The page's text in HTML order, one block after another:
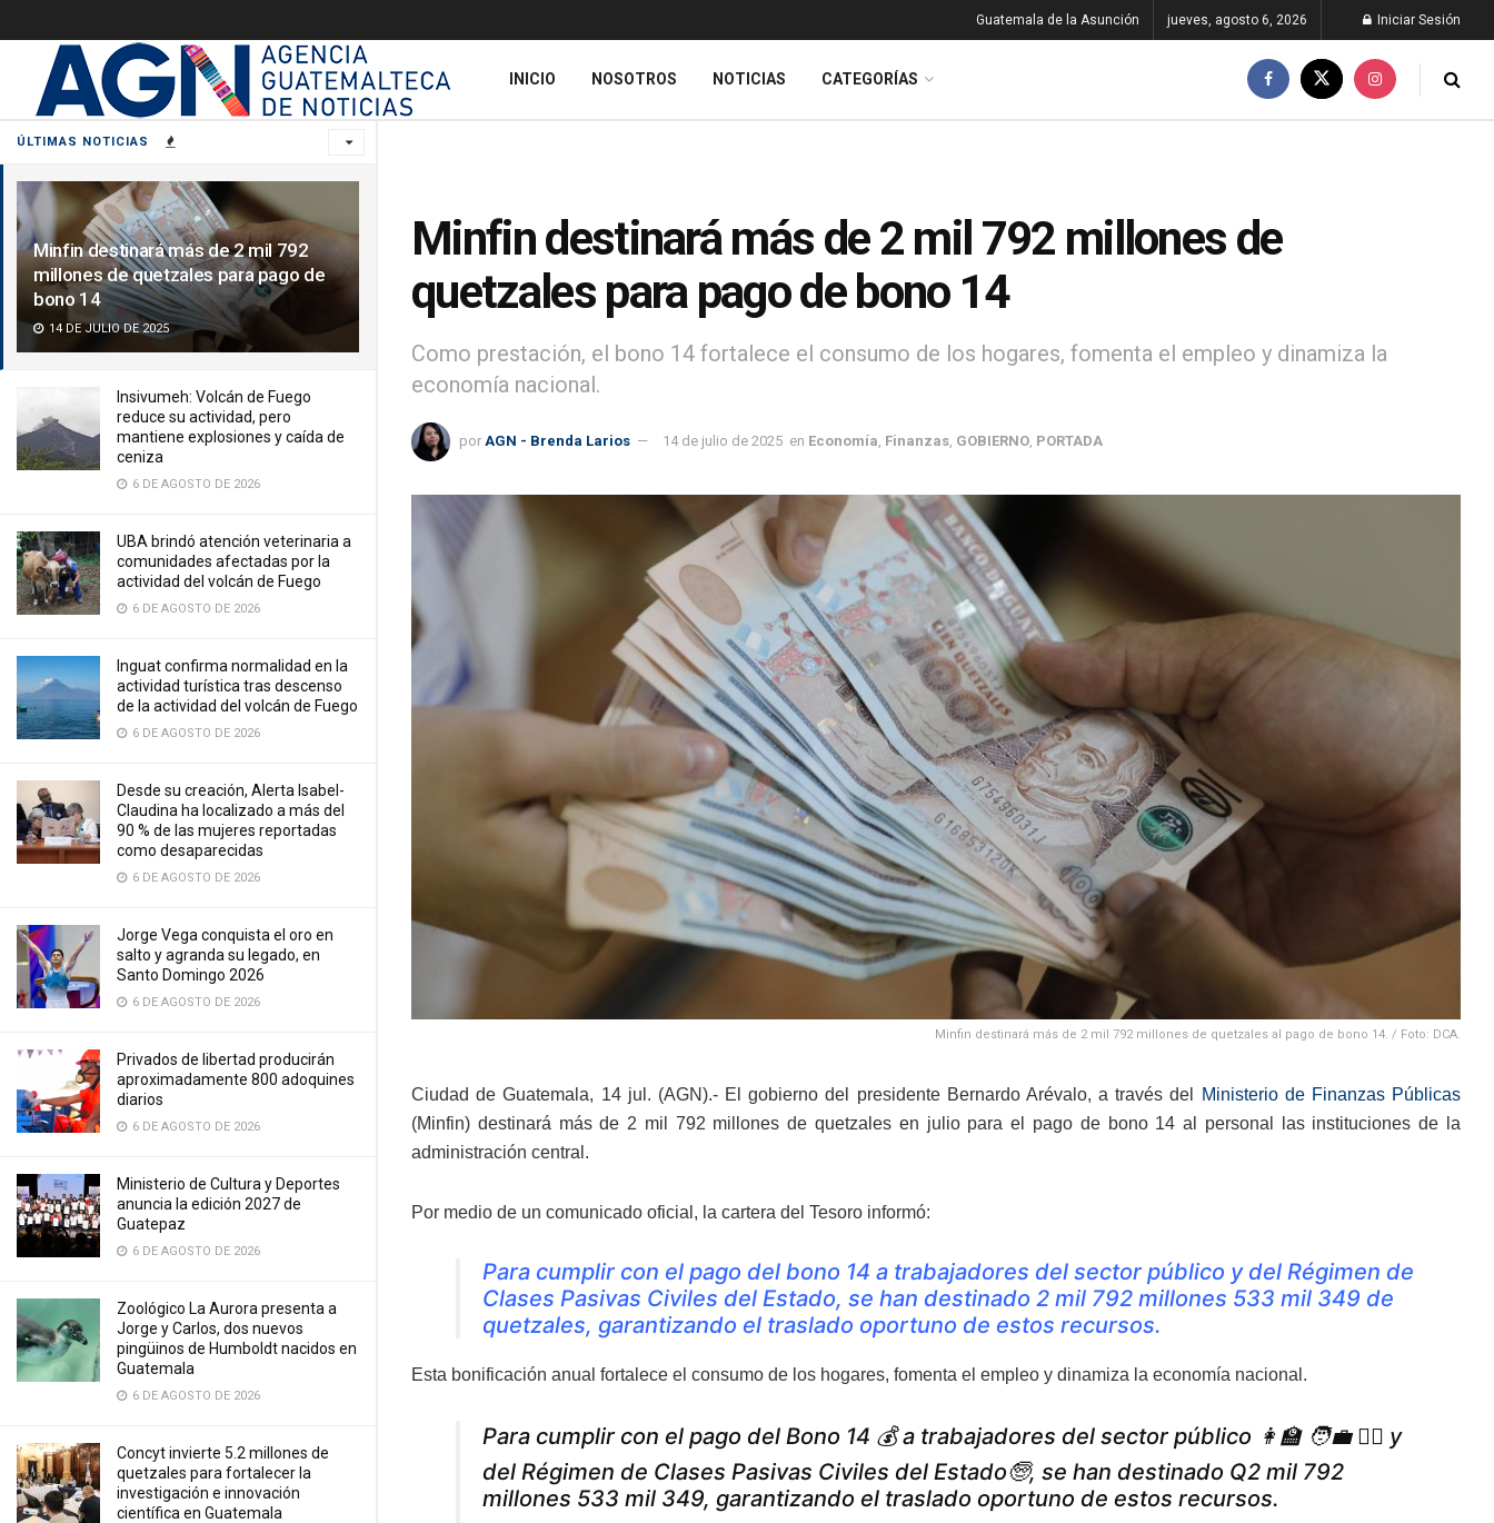
ÚLTIMAS NOTICIAS
Minfin destinará más de 2 mil 792
millones de quetzales para pago de
bono 14
14 DE JULIO DE 2025
Insivumeh: Volcán de Fuego
reduce su actividad, pero
mantiene explosiones y caída de
ceniza
6 DE AGOSTO DE 2026
UBA brindó atención veterinaria a
comunidades afectadas por la
actividad del volcán de Fuego
6 DE AGOSTO DE 2026
Inguat confirma normalidad en la
actividad turística tras descenso
de la actividad del volcán de Fuego
6 DE AGOSTO DE 2026
Desde su creación, Alerta Isabel-
Claudina ha localizado a más del
90 % de las mujeres reportadas
como desaparecidas
6 DE AGOSTO DE 2026
Jorge Vega conquista el oro en
salto y agranda su legado, en
Santo Domingo 2026
6 DE AGOSTO DE 2026
Privados de libertad producirán
aproximadamente 800 adoquines
diarios
6 DE AGOSTO DE 2026
Ministerio de Cultura y Deportes
anuncia la edición 2027 de
Guatepaz
6 DE AGOSTO DE 2026
Zoológico La Aurora presenta a
Jorge y Carlos, dos nuevos
pingüinos de Humboldt nacidos en
Guatemala
6 DE AGOSTO DE 2026
Concyt invierte 5.2 millones de
quetzales para fortalecer la
investigación e innovación
científica en Guatemala
Guatemala de la Asunción jueves, agosto 6, 2026 Iniciar Sesión
INICIO NOSOTROS NOTICIAS CATEGORÍAS
Minfin destinará más de 2 mil 792 millones de
quetzales para pago de bono 14
Como prestación, el bono 14 fortalece el consumo de los hogares, fomenta el empleo y dinamiza la
economía nacional.
por AGN - Brenda Larios 14 de julio de 2025 en Economía Finanzas GOBIERNO PORTADA
Minfin destinará más de 2 mil 792 millones de quetzales al pago de bono 14. / Foto: DCA.
Ciudad de Guatemala, 14 jul. (AGN).- El gobierno del presidente Bernardo Arévalo, a través del
Ministerio de Finanzas Públicas
(Minfin) destinará más de 2 mil 792 millones de quetzales en julio para el pago de bono 14 al personal las instituciones de la
administración central.
Por medio de un comunicado oficial, la cartera del Tesoro informó:
Para cumplir con el pago del bono 14 a trabajadores del sector público y del Régimen de
Clases Pasivas Civiles del Estado, se han destinado 2 mil 792 millones 533 mil 349 de
quetzales, garantizando el traslado oportuno de estos recursos.
Esta bonificación anual fortalece el consumo de los hogares, fomenta el empleo y dinamiza la economía nacional.
Para cumplir con el pago del Bono 14 💰 a trabajadores del sector público 👩‍🏫 🧑‍💼 👨‍⚕️ y
del Régimen de Clases Pasivas Civiles del Estado🧓, se han destinado Q2 mil 792
millones 533 mil 349, garantizando el traslado oportuno de estos recursos.